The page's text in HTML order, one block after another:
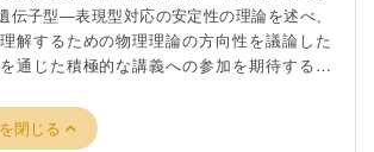
by Prof. Furusawa. Complex dynamics
interactions among molecules, cells, and
be discussed. Studies based on both
systems will be presented.
伝子型―表現型対応の安定性の理論を述べ、
解するための物理理論の方向性を議論した
通じた積極的な講義への参加を期待する。
aid of concepts in theoretical physics. Based
principle between different hierarchal layers
閉じる